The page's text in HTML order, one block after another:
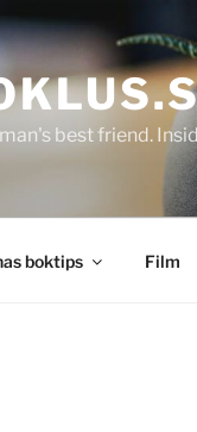
best friend.
boktips Film